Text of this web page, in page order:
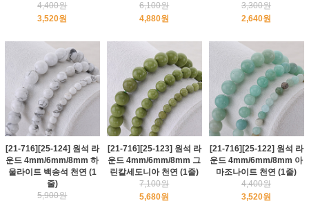
4,400원
3,520원
6,100원
4,880원
3,300원
2,640원
[21-716][25-124] 원석 라
운드 4mm/6mm/8mm 하
울라이트 백송석 천연 (1
줄)
5,900원
[21-716][25-123] 원석 라
운드 4mm/6mm/8mm 그
린칼세도니아 천연 (1줄)
7,100원
5,680원
[21-716][25-122] 원석 라
운드 4mm/6mm/8mm 아
마조나이트 천연 (1줄)
4,400원
3,520원